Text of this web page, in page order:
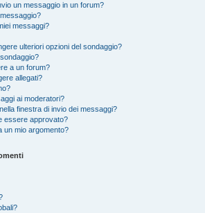
un messaggio in un forum?
messaggi?
ulteriori opzioni del sondaggio?
a un forum?
allegati?
ai moderatori?
finestra di invio dei messaggi?
essere approvato?
un mio argomento?